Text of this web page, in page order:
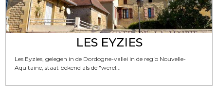
LES EYZIES
Les Eyzies, gelegen in de Dordogne-vallei in de regio Nouvelle-
Aquitaine, staat bekend als de "werel...